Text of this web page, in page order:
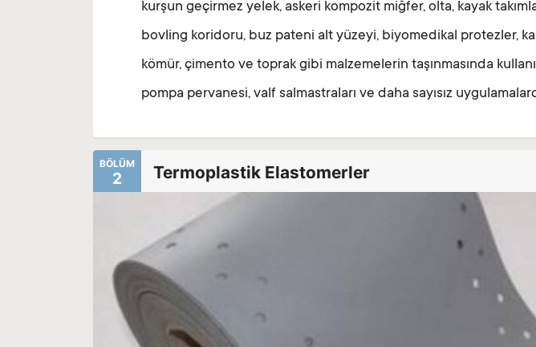
kurşun geçirmez yelek, askeri kompozit miğfer, olta, kayak
bovling koridoru, buz pateni alt yüzeyi, biyomedikal protezler,
kömür, çimento ve toprak gibi malzemelerin taşınmasında
pompa pervanesi, valf salmastraları ve daha sayısız
BÖLÜM
2 Termoplastik Elastomerler